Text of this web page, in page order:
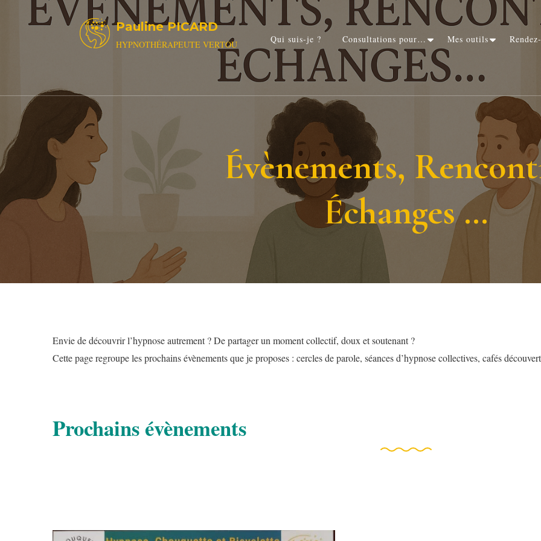
Qui suis-je ? Consultations pour… Mes outils
Pauline PICARD
HYPNOTHÉRAPEUTE VERTOU
Évènements,
Échanges …
Envie de découvrir l’hypnose autrement ? De partager un moment collectif, doux et soutenant ?
Cette page regroupe les prochains évènements que je proposes : cercles de parole, séances d’hypnose collectives, cafés
Prochains évènements